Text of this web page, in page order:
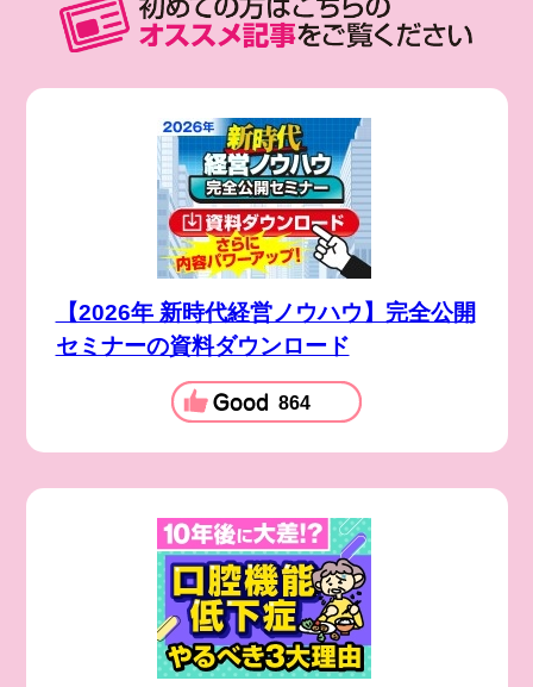
【2026年 新時代経営ノウハウ】完全公開
セミナーの資料ダウンロード
864